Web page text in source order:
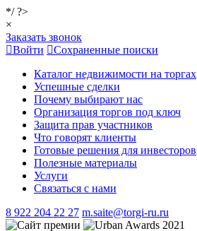
*/ ?>
×
Заказать звонок
Войти
Сохраненные поиски
Каталог недвижимости на торгах
Успешные сделки
Почему выбирают нас
Организация торгов под ключ
Защита прав участников
Что говорят клиенты
Готовые решения для инвесторов
Полезные материалы
Услуги
Связаться с нами
8 922 204 22 27 m.saite@torgi-ru.ru